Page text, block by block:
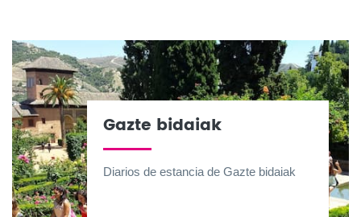
Gazte bidaiak
Diarios de estancia de Gazte bidaiak